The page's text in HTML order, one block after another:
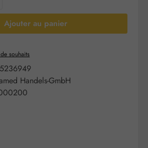
Ajouter au panier
souhaits
Handels-GmbH